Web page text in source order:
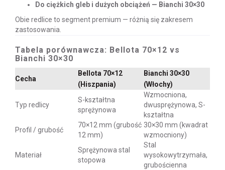
Do ciężkich gleb i dużych obciążeń — Bianchi 30×30
Obie redlice to segment premium — różnią się zakresem
zastosowania.
Tabela porównawcza: Bellota 70×12 vs
Bianchi 30×30
Cecha
Bellota 70×12
(Hiszpania)
Bianchi 30×30
(Włochy)
Typ redlicy
S-kształtna
sprężynowa
Wzmocniona,
dwusprężynowa, S-
kształtna
Profil / grubość
70×12 mm (grubość
12 mm)
30×30 mm (kwadrat
wzmocniony)
Materiał
Sprężynowa stal
stopowa
Stal
wysokowytrzymała,
grubościenna